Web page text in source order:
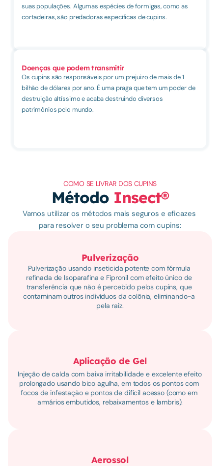
suas populações. Algumas espécies de formigas, como as
cortadeiras, são predadoras específicas de cupins.
Doenças que podem transmitir
Os cupins são responsáveis por um prejuizo de mais de 1
bilhão de dólares por ano. É uma praga que tem um poder de
destruição altíssimo e acaba destruindo diversos
patrimônios pelo mundo.
COMO SE LIVRAR DOS CUPINS
Método Insect®
Vamos utilizar os métodos mais seguros e eficazes
para resolver o seu problema com cupins:
Pulverização
Pulverização usando inseticida potente com fórmula
refinada de Isoparafina e Fipronil com efeito único de
transferência que não é percebido pelos cupins, que
contaminam outros indivíduos da colônia, eliminando-a
pela raiz.
Aplicação de Gel
Injeção de calda com baixa irritabilidade e excelente efeito
prolongado usando bico agulha, em todos os pontos com
focos de infestação e pontos de difícil acesso (como em
armários embutidos, rebaixamentos e lambris).
Aerossol